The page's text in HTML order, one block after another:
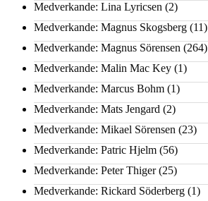
Medverkande: Lina Lyricsen (2)
Medverkande: Magnus Skogsberg (11)
Medverkande: Magnus Sörensen (264)
Medverkande: Malin Mac Key (1)
Medverkande: Marcus Bohm (1)
Medverkande: Mats Jengard (2)
Medverkande: Mikael Sörensen (23)
Medverkande: Patric Hjelm (56)
Medverkande: Peter Thiger(25)
Medverkande: Rickard Söderberg (1)